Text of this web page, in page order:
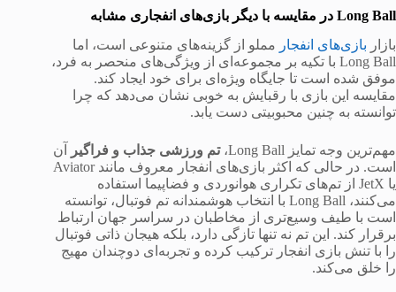
Long Ball در مقایسه با دیگر بازی‌های انفجاری مشابه
بازار بازی‌های انفجار مملو از گزینه‌های متنوعی است، اما
Long Ball با تکیه بر مجموعه‌ای از ویژگی‌های منحصر به فرد،
موفق شده است تا جایگاه ویژه‌ای برای خود ایجاد کند.
مقایسه این بازی با رقبایش به خوبی نشان می‌دهد که چرا
توانسته به چنین محبوبیتی دست یابد.
مهم‌ترین وجه تمایز Long Ball، تم ورزشی جذاب و فراگیر
آن
است. در حالی که اکثر بازی‌های انفجار معروف مانند Aviator
یا JetX از تم‌های تکراری هوانوردی و فضاپیما استفاده
می‌کنند، Long Ball با انتخاب هوشمندانه تم فوتبال، توانسته
است با طیف وسیع‌تری از مخاطبان در سراسر جهان ارتباط
برقرار کند. این تم نه تنها تازگی دارد، بلکه هیجان ذاتی فوتبال
را با تنش بازی انفجار ترکیب کرده و تجربه‌ای دوچندان مهیج
را خلق می‌کند.